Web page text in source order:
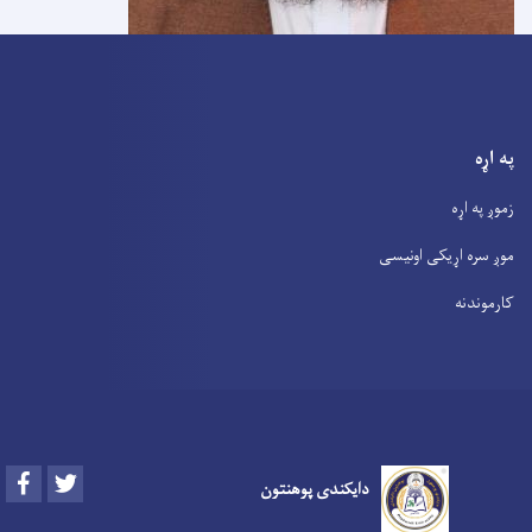
په اړه
زموږ په اړه
موږ سره اړیکی اونیسی
کارموندنه
دایکندی پوهنتون Facebook